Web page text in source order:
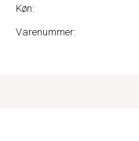
Køn:
Varenummer: